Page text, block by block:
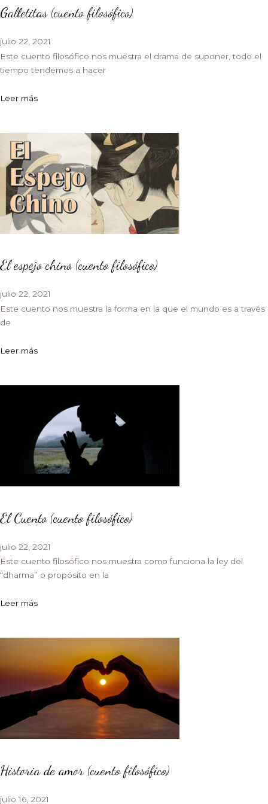
Galletitas (cuento filosófico)
julio 22, 2021
Este cuento filosófico nos muestra el drama de suponer, todo el
tiempo tendemos a hacer
Leer más
El espejo chino (cuento filosófico)
julio 22, 2021
Este cuento nos muestra la forma en la que el mundo es a través
de
Leer más
El Cuento (cuento filosófico)
julio 22, 2021
Este cuento filosófico nos muestra como funciona la ley del
“dharma” o propósito en la
Leer más
Historia de amor (cuento filosófico)
julio 16, 2021